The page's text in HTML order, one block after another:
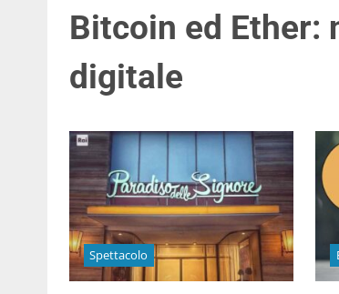
Bitcoin ed Ether:
digitale
Spettacolo